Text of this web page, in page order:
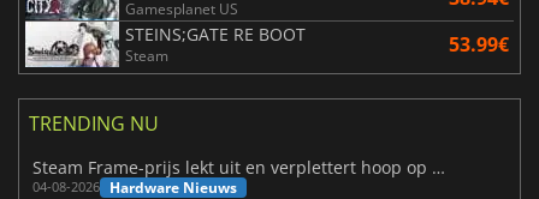
Gamesplanet US
STEINS;GATE RE BOOT
Steam 53.99€
TRENDING NU
Steam Frame-prijs lekt uit en verplettert hoop op betaalbare VR
04-08-2026 Hardware Nieuws